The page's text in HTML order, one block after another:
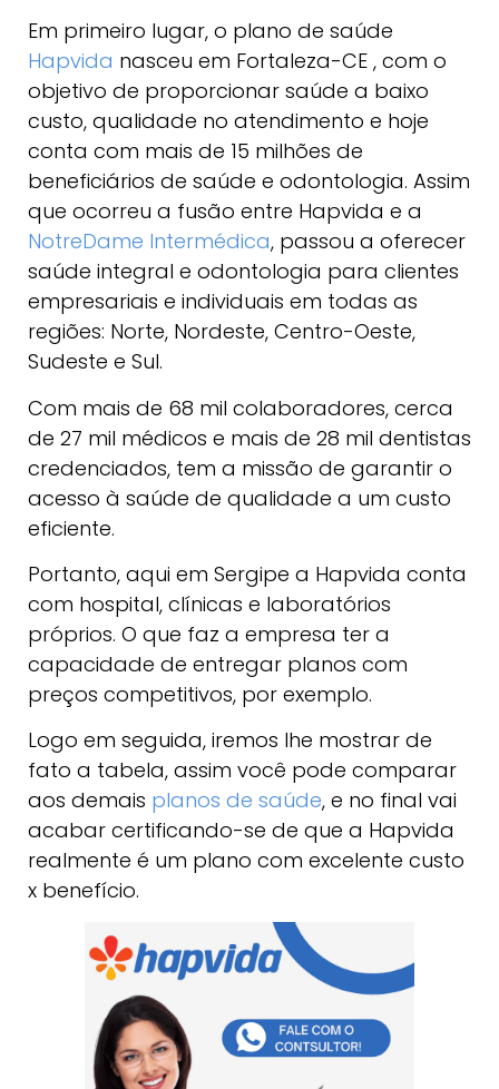
Em primeiro lugar, o plano de saúde
Hapvida nasceu em Fortaleza-CE , com o
objetivo de proporcionar saúde a baixo
custo, qualidade no atendimento e hoje
conta com mais de 15 milhões de
beneficiários de saúde e odontologia. Assim
que ocorreu a fusão entre Hapvida e a
NotreDame Intermédica, passou a oferecer
saúde integral e odontologia para clientes
empresariais e individuais em todas as
regiões: Norte, Nordeste, Centro-Oeste,
Sudeste e Sul.
Com mais de 68 mil colaboradores, cerca
de 27 mil médicos e mais de 28 mil dentistas
credenciados, tem a missão de garantir o
acesso à saúde de qualidade a um custo
eficiente.
Portanto, aqui em Sergipe a Hapvida conta
com hospital, clínicas e laboratórios
próprios. O que faz a empresa ter a
capacidade de entregar planos com
preços competitivos, por exemplo.
Logo em seguida, iremos lhe mostrar de
fato a tabela, assim você pode comparar
aos demais planos de saúde, e no final vai
acabar certificando-se de que a Hapvida
realmente é um plano com excelente custo
x benefício.